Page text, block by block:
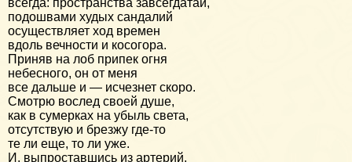
всегда: пространства завсегдатай,
подошвами худых сандалий
осуществляет ход времен
вдоль вечности и косогора.
Приняв на лоб припек огня
небесного, он от меня
все дальше и — исчезнет скоро.
Смотрю вослед своей душе,
как в сумерках на убыль света,
отсутствую и брезжу где-то
те ли еще, то ли уже.
И, выпроставшись из артерий,